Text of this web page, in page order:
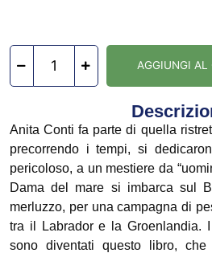
AGGIUNGI AL
Anita Conti fa parte di quella
precorrendo i tempi, si
pericoloso, a un mestiere da
Dama del mare si imbarca sul
merluzzo, per una campagna di
tra il Labrador e la Groenlandia.
sono diventati questo libro,